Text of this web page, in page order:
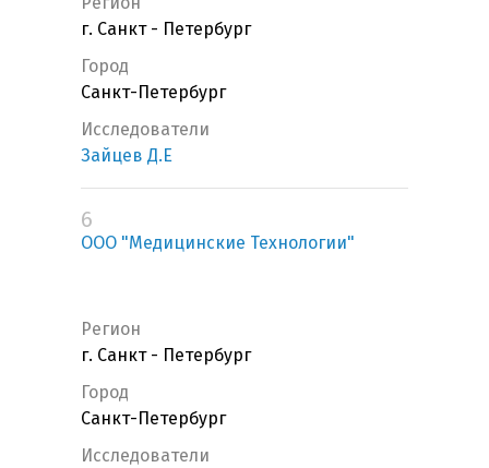
г. Санкт - Петербург
Город
Санкт-Петербург
Исследователи
Зайцев Д.Е
6
ООО "Медицинские Технологии"
Регион
г. Санкт - Петербург
Город
Санкт-Петербург
Исследователи